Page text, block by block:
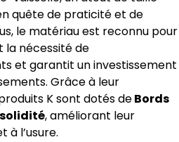
quête de praticité et de
le matériau est reconnu pour
la nécessité de
et garantit un investissement
Grâce à leur
K sont dotés deBords
, améliorant leur
à l’usure.